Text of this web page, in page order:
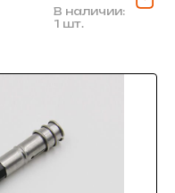
В наличии:
1 шт.